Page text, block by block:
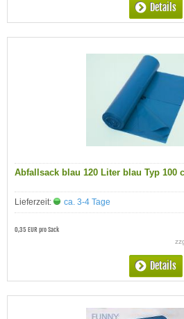
Details
Abfallsack blau 120 Liter blau Typ 100
Lieferzeit: ca. 3-4 Tage
0,35 EUR pro Sack
Details